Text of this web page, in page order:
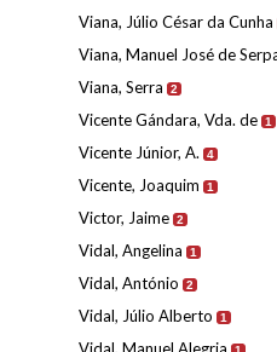
Viana, Júlio César da Cunha
Viana, Manuel José de
Viana, Serra 2
Vicente Gándara, Vda. de 1
Vicente Júnior, A. 4
Vicente, Joaquim 1
Victor, Jaime 2
Vidal, Angelina 1
Vidal, António 2
Vidal, Júlio Alberto 1